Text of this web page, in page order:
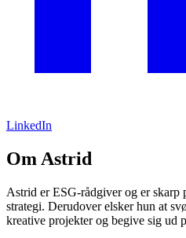
LinkedIn
Om Astrid
Astrid er ESG-rådgiver og er
strategi. Derudover elsker hun at
kreative projekter og begive sig ud